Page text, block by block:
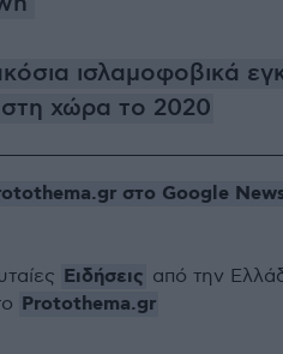
ισλαμοφοβικά
χώρα το 2020
στο Google
Ειδήσεις από την
Protothema.gr